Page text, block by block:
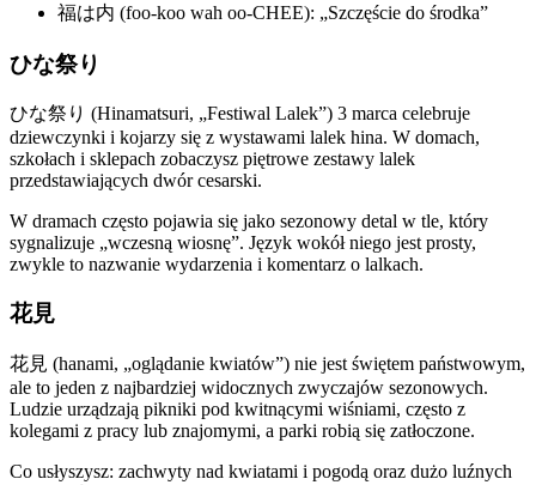
福は内 (foo-koo wah oo-CHEE): „Szczęście do środka”
ひな祭り
ひな祭り (Hinamatsuri, „Festiwal Lalek”) 3 marca celebruje
dziewczynki i kojarzy się z wystawami lalek hina. W domach,
szkołach i sklepach zobaczysz piętrowe zestawy lalek
przedstawiających dwór cesarski.
W dramach często pojawia się jako sezonowy detal w tle, który
sygnalizuje „wczesną wiosnę”. Język wokół niego jest prosty,
zwykle to nazwanie wydarzenia i komentarz o lalkach.
花見
花見 (hanami, „oglądanie kwiatów”) nie jest świętem państwowym,
ale to jeden z najbardziej widocznych zwyczajów sezonowych.
Ludzie urządzają pikniki pod kwitnącymi wiśniami, często z
kolegami z pracy lub znajomymi, a parki robią się zatłoczone.
Co usłyszysz: zachwyty nad kwiatami i pogodą oraz dużo luźnych